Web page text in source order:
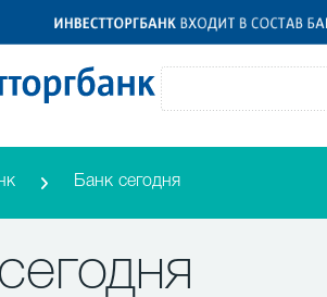
Банк сегодня